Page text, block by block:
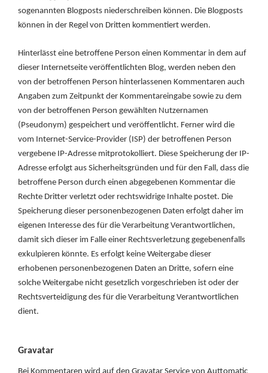
sogenannten Blogposts niederschreiben können. Die Blogposts
können in der Regel von Dritten kommentiert werden.
Hinterlässt eine betroffene Person einen Kommentar in dem auf
dieser Internetseite veröffentlichten Blog, werden neben den
von der betroffenen Person hinterlassenen Kommentaren auch
Angaben zum Zeitpunkt der Kommentareingabe sowie zu dem
von der betroffenen Person gewählten Nutzernamen
(Pseudonym) gespeichert und veröffentlicht. Ferner wird die
vom Internet-Service-Provider (ISP) der betroffenen Person
vergebene IP-Adresse mitprotokolliert. Diese Speicherung der IP-
Adresse erfolgt aus Sicherheitsgründen und für den Fall, dass die
betroffene Person durch einen abgegebenen Kommentar die
Rechte Dritter verletzt oder rechtswidrige Inhalte postet. Die
Speicherung dieser personenbezogenen Daten erfolgt daher im
eigenen Interesse des für die Verarbeitung Verantwortlichen,
damit sich dieser im Falle einer Rechtsverletzung gegebenenfalls
exkulpieren könnte. Es erfolgt keine Weitergabe dieser
erhobenen personenbezogenen Daten an Dritte, sofern eine
solche Weitergabe nicht gesetzlich vorgeschrieben ist oder der
Rechtsverteidigung des für die Verarbeitung Verantwortlichen
dient.
Gravatar